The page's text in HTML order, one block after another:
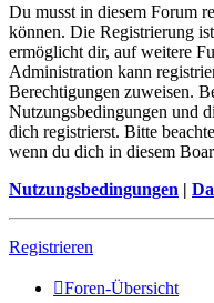
Du musst in diesem Forum
können. Die Registrierung
ermöglicht dir, auf weitere
Administration kann
Berechtigungen zuweisen.
Nutzungsbedingungen und
dich registrierst. Bitte
wenn du dich in diesem
Nutzungsbedingungen |
Registrieren
Foren-Übersicht